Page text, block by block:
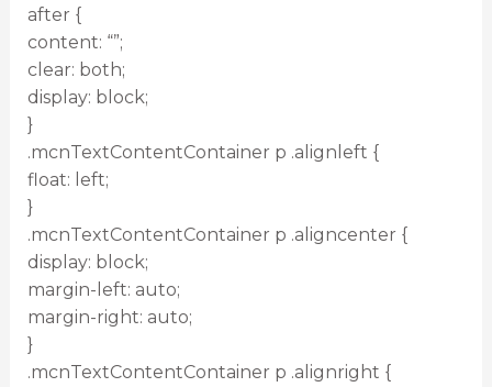
after {
content: “”;
clear: both;
display: block;
}
.mcnTextContentContainer p .alignleft {
float: left;
}
.mcnTextContentContainer p .aligncenter {
display: block;
margin-left: auto;
margin-right: auto;
}
.mcnTextContentContainer p .alignright {